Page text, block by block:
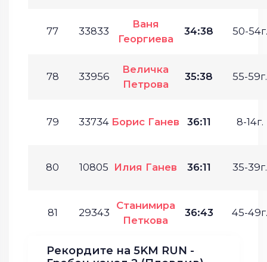
77 33833
Ваня
Георгиева
34:38 50-54г.
78 33956
Величка
Петрова
35:38 55-59г.
79 33734 Борис Ганев 36:11 8-14г.
80 10805 Илия Ганев 36:11 35-39г.
81 29343
Станимира
Петкова
36:43 45-49г.
Рекордите на 5KM RUN -